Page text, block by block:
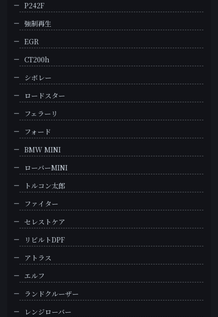
P242F
強制再生
EGR
CT200h
シボレー
ロードスター
フェラーリ
フォード
BMW MINI
ローバーMINI
トルコン太郎
ファイター
セレストケア
リビルトDPF
アトラス
エルフ
ランドクルーザー
レンジローバー